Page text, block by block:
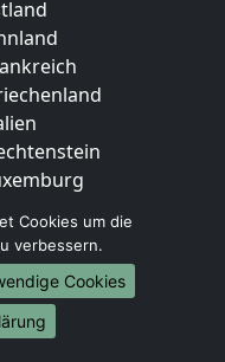
Cookies um die
verbessern.
Cookies